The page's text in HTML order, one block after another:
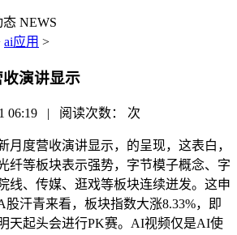
态 NEWS
ai应用 >
演讲显示
06:19 | 阅读次数： 次
度营收演讲显示，的呈现，这表白，
纤等板块表示强势，字节模子概念、字
线、传媒、逛戏等板块连续迸发。这申
汗青来看，板块指数大涨8.33%，即
天起头会进行PK赛。AI视频仅是AI使